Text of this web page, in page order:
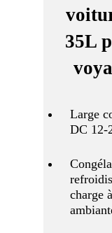
35L
Large
DC 12-
charge